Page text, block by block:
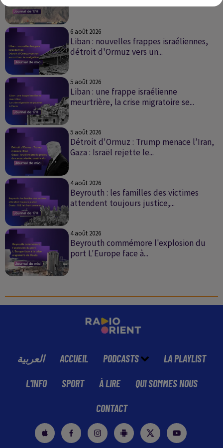
6 août 2026
Liban : nouvelles frappes israéliennes,
détroit d'Ormuz vers un...
5 août 2026
Liban : une frappe israélienne
meurtrière, la crise migratoire se...
5 août 2026
Détroit d'Ormuz : Trump menace l’Iran,
Gaza : Israël rejette le...
4 août 2026
Beyrouth : les familles des victimes
attendent toujours justice,...
4 août 2026
Beyrouth commémore l'explosion du
port L'Europe face à...
العربية ACCUEIL PODCASTS LA PLAYLIST
L'INFO SPORT À LIRE QUI SOMMES NOUS
CONTACT